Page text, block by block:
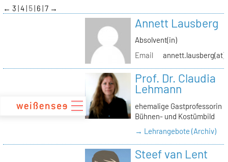
zum
Inhalt
← 3 4 5 6 7 →
Annett Lausberg
Absolvent(in)
Email
Prof. Dr. Claudia
Lehmann
ehemalige Gastprofessorin
Bühnen- und Kostümbild
→ Lehrangebote (Archiv)
Steef van Lent